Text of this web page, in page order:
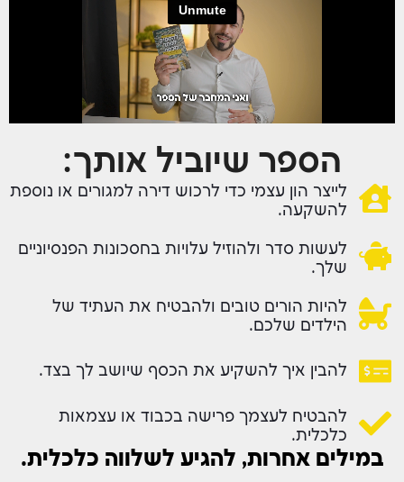
הספר שיוביל אותך:
לייצר הון עצמי כדי לרכוש דירה למגורים או נוספת
להשקעה.
לעשות סדר ולהוזיל עלויות בחסכונות הפנסיוניים
שלך.
להיות הורים טובים ולהבטיח את העתיד של
הילדים שלכם.
להבין איך להשקיע את הכסף שיושב לך בצד.
להבטיח לעצמך פרישה בכבוד או עצמאות
כלכלית.
במילים אחרות, להגיע לשלווה כלכלית.